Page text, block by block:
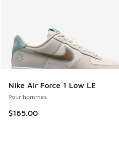
Nike Air Force 1 Low LE
Pour hommes
$165.00